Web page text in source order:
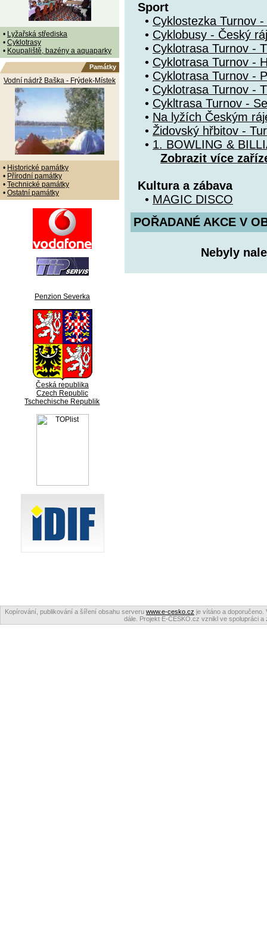
• Lyžařská střediska
• Cyklotrasy
• Koupaliště, bazény a aquaparky
Památky
Vodní nádrž Baška - Frýdek-Místek
• Historické památky
• Přírodní památky
• Technické památky
• Ostatní památky
Penzion Severka
Česká republika
Czech Republic
Tschechische Republik
Sport
• Cyklostezka Turnov
• Cyklobusy - Český ráj
• Cyklotrasa Turnov -
• Cyklotrasa Turnov -
• Cyklotrasa Turnov -
• Cyklotrasa Turnov -
• Cykltrasa Turnov -
• Na lyžích Českým
• Židovský hřbitov -
• 1. BOWLING &
Zobrazit více
Kultura a zábava
• MAGIC DISCO
POŘADANÉ AKCE V
Nebyly
Kopírování, publikování a šíření obsahu serveru www.e-cesko.cz je vítáno a doporučeno.
dále. Projekt E-ČESKO.cz vznikl ve spolupráci